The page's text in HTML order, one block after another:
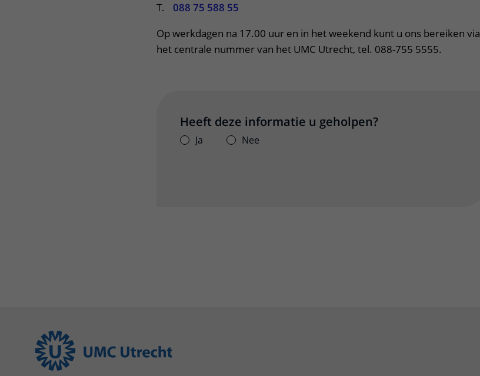
T.
088 75 588 55
Op werkdagen na 17.00 uur en in het weekend kunt u ons bereiken via
het centrale nummer van het UMC Utrecht, tel. 088-755 5555.
Heeft deze informatie u geholpen?
Ja Nee